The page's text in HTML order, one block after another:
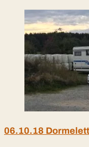
06.10.18